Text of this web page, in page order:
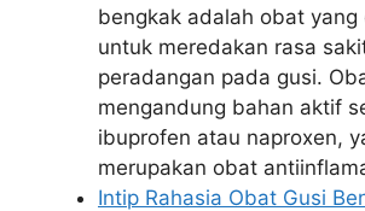
bengkak adalah obat yang
untuk meredakan rasa
peradangan pada gusi.
mengandung bahan aktif
ibuprofen atau naproxen,
merupakan obat
Intip Rahasia Obat Gusi